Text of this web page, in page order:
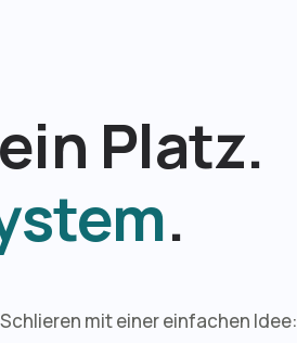
Platz.
.
mit einer einfachen Idee: